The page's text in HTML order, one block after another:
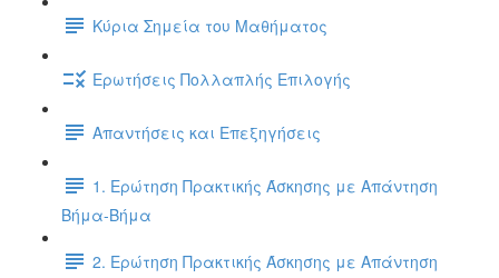
Κύρια Σημεία του Μαθήματος
Ερωτήσεις Πολλαπλής Επιλογής
Απαντήσεις και Επεξηγήσεις
1. Ερώτηση Πρακτικής Άσκησης με Απάντηση
Βήμα-Βήμα
2. Ερώτηση Πρακτικής Άσκησης με Απάντηση